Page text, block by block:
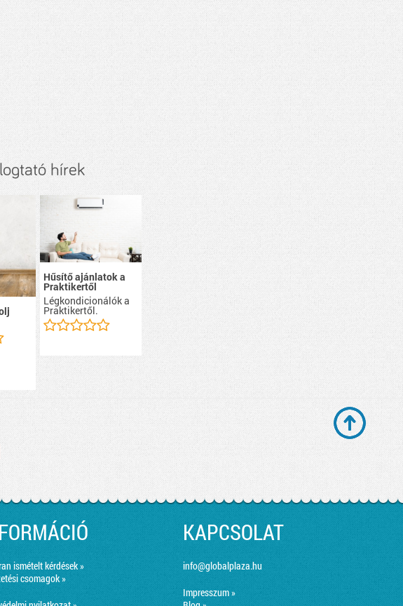
hírek
Hűsítő ajánlatok a
Praktikertől
Légkondicionálók a
Praktikertől.
ismételt kérdések »
csomagok »
KAPCSOLAT
info@globalplaza.hu
Impresszum »